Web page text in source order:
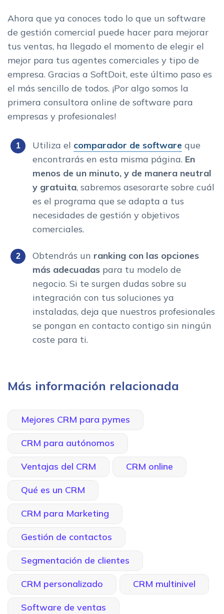
Ahora que ya conoces todo lo que un software
de gestión comercial puede hacer para mejorar
tus ventas, ha llegado el momento de elegir el
mejor para tus agentes comerciales y tipo de
empresa. Gracias a SoftDoit, este último paso es
el más sencillo de todos. ¡Por algo somos la
primera consultora online de software para
empresas y profesionales!
Utiliza el comparador de software que
encontrarás en esta misma página. En
menos de un minuto, y de manera neutral
y gratuita, sabremos asesorarte sobre cuál
es el programa que se adapta a tus
necesidades de gestión y objetivos
comerciales.
Obtendrás un ranking con las opciones
más adecuadas para tu modelo de
negocio. Si te surgen dudas sobre su
integración con tus soluciones ya
instaladas, deja que nuestros profesionales
se pongan en contacto contigo sin ningún
coste para ti.
Más información relacionada
Mejores CRM para pymes
CRM para autónomos
Ventajas del CRM CRM online
Qué es un CRM
CRM para Marketing
Gestión de contactos
Segmentación de clientes
CRM personalizado CRM multinivel
Software de ventas